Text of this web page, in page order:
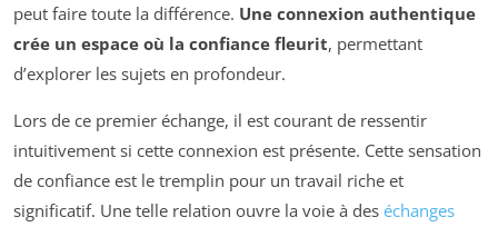
peut faire toute la différence. Une connexion authentique
crée un espace où la confiance fleurit, permettant
d’explorer les sujets en profondeur.
Lors de ce premier échange, il est courant de ressentir
intuitivement si cette connexion est présente. Cette sensation
de confiance est le tremplin pour un travail riche et
significatif. Une telle relation ouvre la voie à des échanges